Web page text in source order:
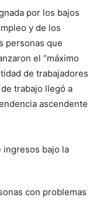
por los bajos
y de los
personas que
el “máximo
de trabajadores
trabajo llegó a
ascendente
con problemas